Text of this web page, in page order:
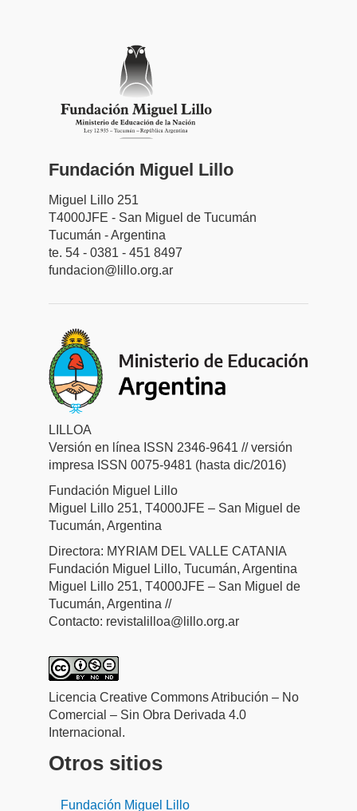
Fundación Miguel Lillo
Miguel Lillo 251
T4000JFE - San Miguel de Tucumán
Tucumán - Argentina
te. 54 - 0381 - 451 8497
fundacion@lillo.org.ar
LILLOA
Versión en línea ISSN 2346-9641 // versión
impresa ISSN 0075-9481 (hasta dic/2016)
Fundación Miguel Lillo
Miguel Lillo 251, T4000JFE – San Miguel de
Tucumán, Argentina
Directora: MYRIAM DEL VALLE CATANIA
Fundación Miguel Lillo, Tucumán, Argentina
Miguel Lillo 251, T4000JFE – San Miguel de
Tucumán, Argentina //
Contacto: revistalilloa@lillo.org.ar
Licencia Creative Commons Atribución – No
Comercial – Sin Obra Derivada 4.0
Internacional.
Otros sitios
Fundación Miguel Lillo